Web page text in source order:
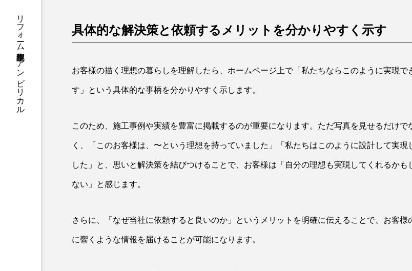
リフォーム記事制作 アンビリカル 具体的な解決策と依頼するメリットを分かりやすく示す
お客様の描く理想の暮らしを理解したら、ホームページ上で「私たちならこのように実現で
す」という具体的な事柄を分かりやすく示します。
このため、施工事例や実績を豊富に掲載するのが重要になります。ただ写真を見せるだけで
く、「このお客様は、〜という理想を持っていました」「私たちはこのように設計して実現
した」と、思いと解決策を結びつけることで、お客様は「自分の理想も実現してくれるかも
ない」と感じます。
さらに、「なぜ当社に依頼すると良いのか」というメリットを明確に伝えることで、お客様
に響くような情報を届けることが可能になります。